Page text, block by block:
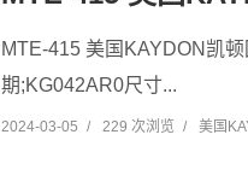
MTE-415 美国KAYDON凯
期;KG042AR0尺寸...
2024-03-05 / 229 次浏览 / 美国